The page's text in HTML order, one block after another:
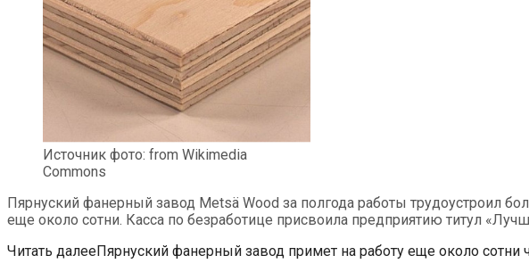
Источник фото: from Wikimedia
Commons
Пярнуский фанерный завод Metsä Wood за полгода работы трудоустроил
еще около сотни. Касса по безработице присвоила предприятию титул
Читать далееПярнуский фанерный завод примет на работу еще около сотни